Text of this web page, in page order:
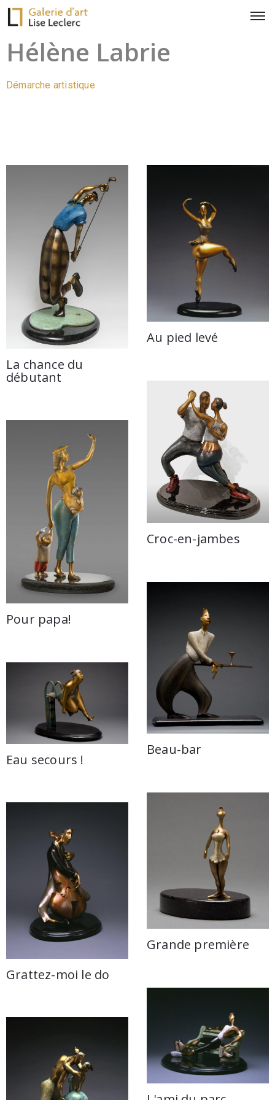
Hélène Labrie
Démarche artistique
La chance du
débutant
Au pied levé
Croc-en-jambes
Pour papa!
Beau-bar
Eau secours !
Grande première
Grattez-moi le do